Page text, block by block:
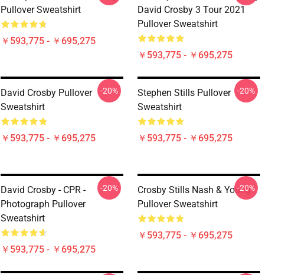
Pullover Sweatshirt
￥593,775 - ￥695,275
David Crosby 3 Tour 2021
Pullover Sweatshirt
￥593,775 - ￥695,275
David Crosby Pullover
Sweatshirt
￥593,775 - ￥695,275
-20%
Stephen Stills Pullover
Sweatshirt
￥593,775 - ￥695,275
-20%
David Crosby - CPR -
Photograph Pullover
Sweatshirt
￥593,775 - ￥695,275
-20%
Crosby Stills Nash & Young
Pullover Sweatshirt
￥593,775 - ￥695,275
-20%